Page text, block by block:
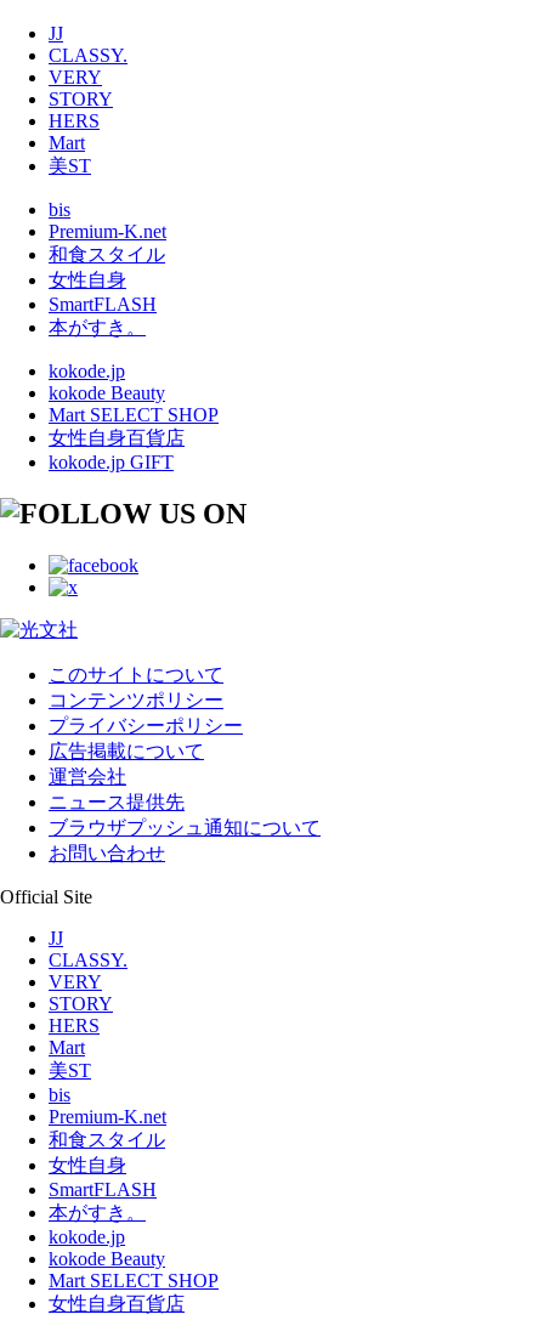
JJ
CLASSY.
VERY
STORY
HERS
Mart
美ST
bis
Premium-K.net
和食スタイル
女性自身
SmartFLASH
本がすき。
kokode.jp
kokode Beauty
Mart SELECT SHOP
女性自身百貨店
kokode.jp GIFT
このサイトについて
コンテンツポリシー
プライバシーポリシー
広告掲載について
運営会社
ニュース提供先
ブラウザプッシュ通知について
お問い合わせ
Official Site
JJ
CLASSY.
VERY
STORY
HERS
Mart
美ST
bis
Premium-K.net
和食スタイル
女性自身
SmartFLASH
本がすき。
kokode.jp
kokode Beauty
Mart SELECT SHOP
女性自身百貨店